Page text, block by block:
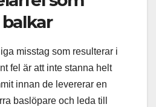
misstag som resulterar i
fel är att inte stanna helt
innan de levererar en
baslöpare och leda till